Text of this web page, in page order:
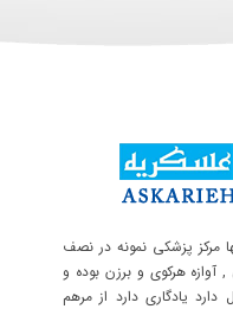
مرکز پزشکی نمونه در نصف
هرکوی و برزن بوده و
یادگاری دارد از مرهم